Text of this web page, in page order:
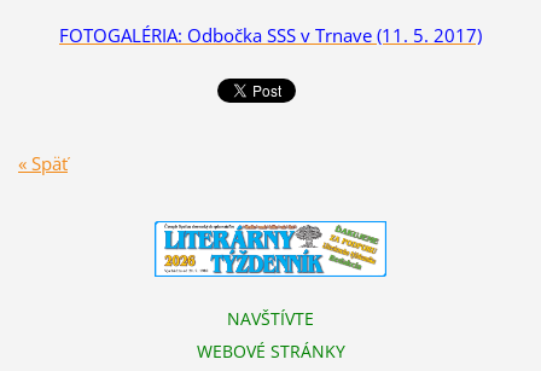
FOTOGALÉRIA: Odbočka SSS v Trnave (11. 5. 2017)
« Späť
NAVŠTÍVTE
WEBOVÉ STRÁNKY